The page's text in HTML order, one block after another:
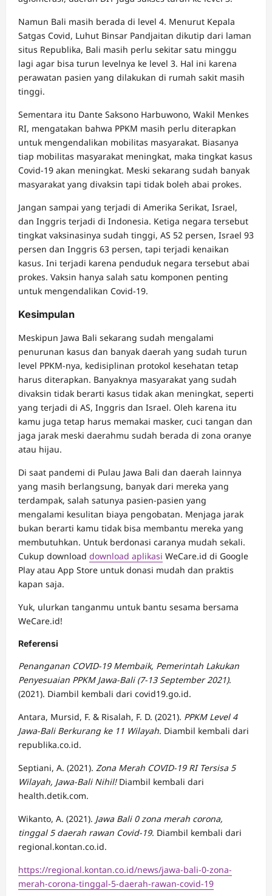
Namun Bali masih berada di level 4. Menurut Kepala
Satgas Covid, Luhut Binsar Pandjaitan dikutip dari laman
situs Republika, Bali masih perlu sekitar satu minggu
lagi agar bisa turun levelnya ke level 3. Hal ini karena
perawatan pasien yang dilakukan di rumah sakit masih
tinggi.
Sementara itu Dante Saksono Harbuwono, Wakil Menkes
RI, mengatakan bahwa PPKM masih perlu diterapkan
untuk mengendalikan mobilitas masyarakat. Biasanya
tiap mobilitas masyarakat meningkat, maka tingkat kasus
Covid-19 akan meningkat. Meski sekarang sudah banyak
masyarakat yang divaksin tapi tidak boleh abai prokes.
Jangan sampai yang terjadi di Amerika Serikat, Israel,
dan Inggris terjadi di Indonesia. Ketiga negara tersebut
tingkat vaksinasinya sudah tinggi, AS 52 persen, Israel 93
persen dan Inggris 63 persen, tapi terjadi kenaikan
kasus. Ini terjadi karena penduduk negara tersebut abai
prokes. Vaksin hanya salah satu komponen penting
untuk mengendalikan Covid-19.
Kesimpulan
Meskipun Jawa Bali sekarang sudah mengalami
penurunan kasus dan banyak daerah yang sudah turun
level PPKM-nya, kedisiplinan protokol kesehatan tetap
harus diterapkan. Banyaknya masyarakat yang sudah
divaksin tidak berarti kasus tidak akan meningkat, seperti
yang terjadi di AS, Inggris dan Israel. Oleh karena itu
kamu juga tetap harus memakai masker, cuci tangan dan
jaga jarak meski daerahmu sudah berada di zona oranye
atau hijau.
Di saat pandemi di Pulau Jawa Bali dan daerah lainnya
yang masih berlangsung, banyak dari mereka yang
terdampak, salah satunya pasien-pasien yang
mengalami kesulitan biaya pengobatan. Menjaga jarak
bukan berarti kamu tidak bisa membantu mereka yang
membutuhkan. Untuk berdonasi caranya mudah sekali.
Cukup download download aplikasi WeCare.id di Google
Play atau App Store untuk donasi mudah dan praktis
kapan saja.
Yuk, ulurkan tanganmu untuk bantu sesama bersama
WeCare.id!
Referensi
Penanganan COVID-19 Membaik, Pemerintah Lakukan
Penyesuaian PPKM Jawa-Bali (7-13 September 2021).
(2021). Diambil kembali dari covid19.go.id.
Antara, Mursid, F. & Risalah, F. D. (2021). PPKM Level 4
Jawa-Bali Berkurang ke 11 Wilayah. Diambil kembali dari
republika.co.id.
Septiani, A. (2021). Zona Merah COVID-19 RI Tersisa 5
Wilayah, Jawa-Bali Nihil!Diambil kembali dari
health.detik.com.
Wikanto, A. (2021). Jawa Bali 0 zona merah corona,
tinggal 5 daerah rawan Covid-19. Diambil kembali dari
regional.kontan.co.id.
https://regional.kontan.co.id/news/jawa-bali-0-zona-
merah-corona-tinggal-5-daerah-rawan-covid-19